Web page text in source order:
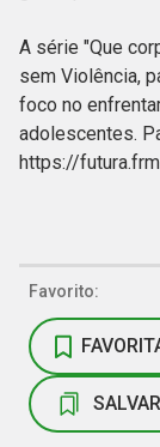
A série "Que
sem Violência,
foco no
adolescentes.
https://
Favorito: